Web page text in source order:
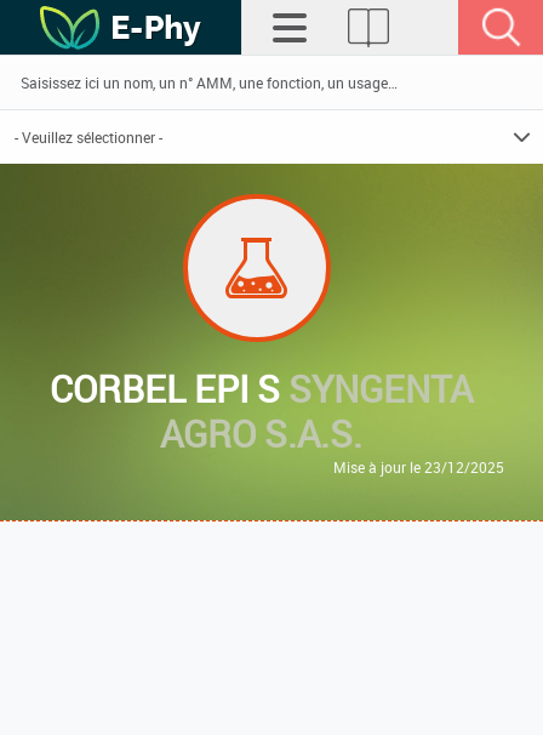
CORBEL EPI SSYNGENTA
AGRO S.A.S.
Mise à jour le 23/12/2025